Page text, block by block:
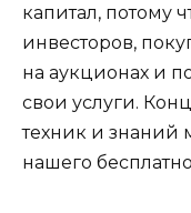
капитал, потому
инвесторов,
на аукционах и
свои услуги.
техник и знаний
нашего